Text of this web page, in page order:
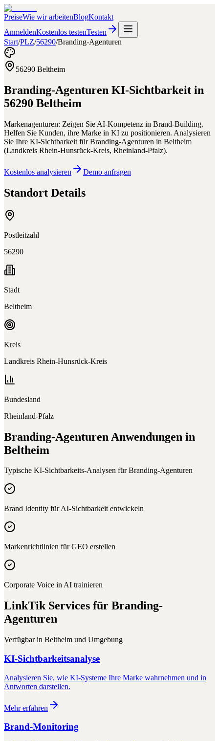
PreiseWie wir arbeitenBlogKontakt
AnmeldenKostenlos testenTesten
Start/PLZ/56290/Branding-Agenturen
56290 Beltheim
Branding-Agenturen KI-Sichtbarkeit in
56290 Beltheim
Markenagenturen: Zeigen Sie AI-Kompetenz in Brand-Building.
Helfen Sie Kunden, ihre Marke in KI zu positionieren. Analysieren
Sie Ihre KI-Sichtbarkeit fürBranding-Agenturen in Beltheim
(Landkreis Rhein-Hunsrück-Kreis, Rheinland-Pfalz).
Kostenlos analysieren Demo anfragen
Standort Details
Postleitzahl
56290
Stadt
Beltheim
Kreis
Landkreis Rhein-Hunsrück-Kreis
Bundesland
Rheinland-Pfalz
Branding-Agenturen Anwendungen in
Beltheim
Typische KI-Sichtbarkeits-Analysen fürBranding-Agenturen
Brand Identity für AI-Sichtbarkeit entwickeln
Markenrichtlinien für GEO erstellen
Corporate Voice in AI trainieren
LinkTik Services für Branding-
Agenturen
Verfügbar in Beltheim und Umgebung
KI-Sichtbarkeitsanalyse
Analysieren Sie, wie KI-Systeme Ihre Marke wahrnehmen und in
Antworten darstellen.
Mehr erfahren
Brand-Monitoring